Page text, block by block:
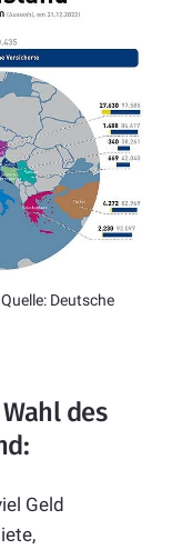
Deutsche
des
Geld